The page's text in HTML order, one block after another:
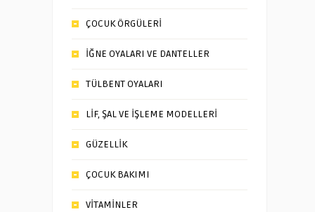
ÇOCUK ÖRGÜLERİ
İĞNE OYALARI VE DANTELLER
TÜLBENT OYALARI
LİF, ŞAL VE İŞLEME MODELLERİ
GÜZELLİK
ÇOCUK BAKIMI
VİTAMİNLER